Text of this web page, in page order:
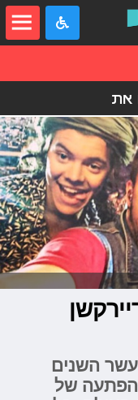
את
השנים
של